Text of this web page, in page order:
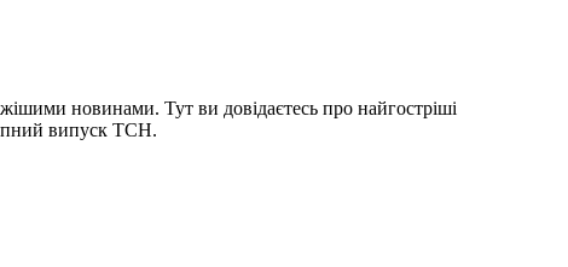
новинами. Тут ви довідаєтесь про найгостріші
випуск ТСН.